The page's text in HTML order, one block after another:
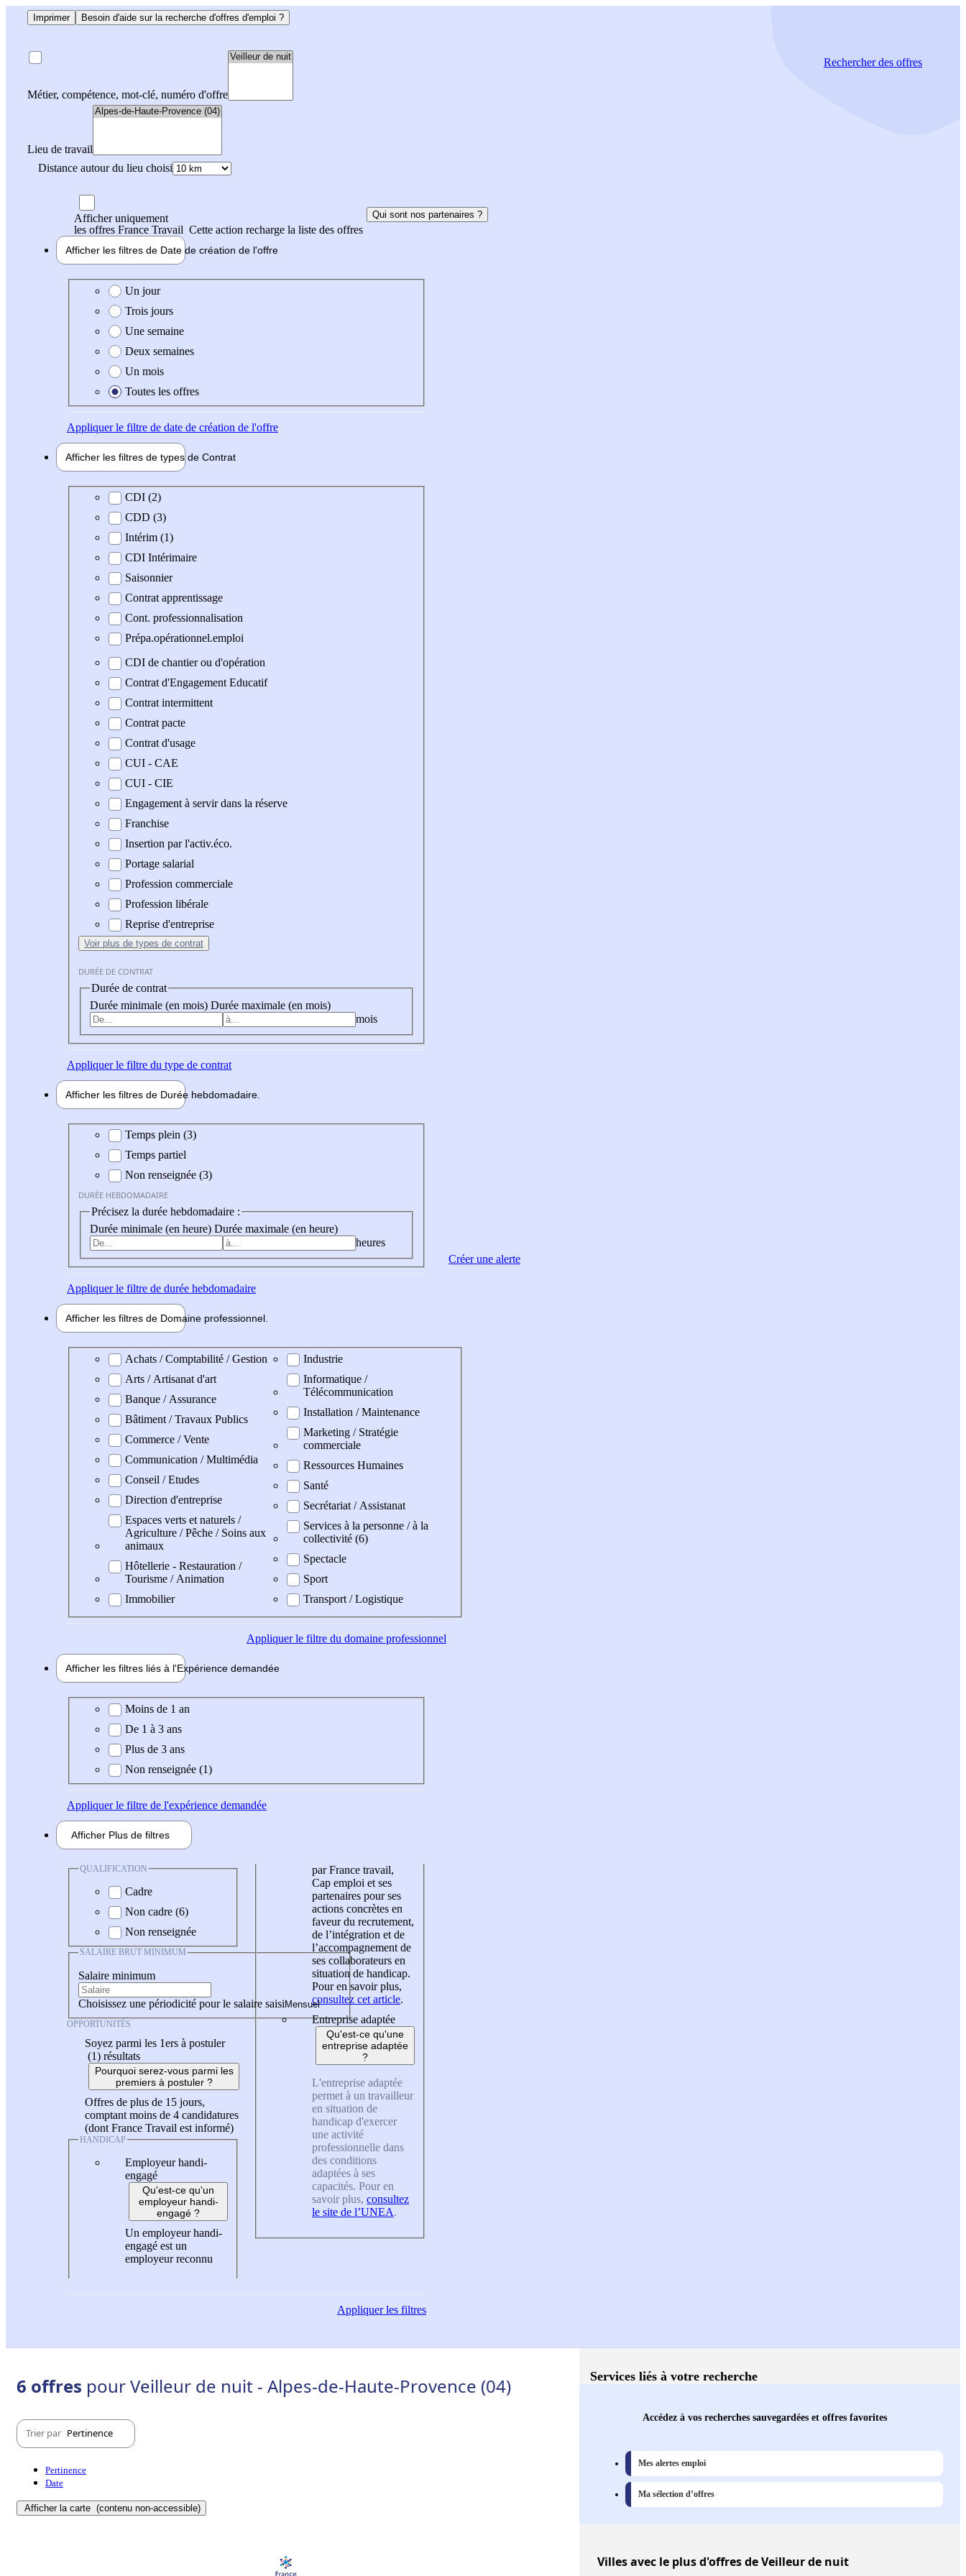
Imprimer Besoin d'aide sur la recherche d'offres d'emploi ?
Métier, compétence, mot-clé, numéro d'offre
Lieu de travail
Distance autour du lieu choisi
Rechercherdes offres
Afficher uniquement
les offres France Travail Cette action recharge la liste des offres
Qui sont nos partenaires ?
Afficher les filtres de Date de création de l'offre
Date de création de l'offre
Un jour
Trois jours
Une semaine
Deux semaines
Un mois
Toutes les offres
Appliquerle filtre de date de création de l'offre
Afficher les filtres de types de Contrat
Type de contrat
CDI (2)
CDD (3)
Intérim (1)
CDI Intérimaire
Saisonnier
Contrat apprentissage
Cont. professionnalisation
Prépa.opérationnel.emploi
CDI de chantier ou d'opération
Contrat d'Engagement Educatif
Contrat intermittent
Contrat pacte
Contrat d'usage
CUI - CAE
CUI - CIE
Engagement à servir dans la réserve
Franchise
Insertion par l'activ.éco.
Portage salarial
Profession commerciale
Profession libérale
Reprise d'entreprise
Voir plus de types de contrat
DURÉE DE CONTRAT
Durée de contrat
Durée minimale (en mois) Durée maximale (en mois)
mois
Appliquerle filtre du type de contrat
Afficher les filtres de Durée hebdomadaire
Durée hebdomadaire
Temps plein (3)
Temps partiel
Non renseignée (3)
DURÉE HEBDOMADAIRE
Précisez la durée hebdomadaire :
Durée minimale (en heure) Durée maximale (en heure)
heures
Appliquerle filtre de durée hebdomadaire
Afficher les filtres de Domaine professionnel
Domaine professionel
Achats / Comptabilité / Gestion
Arts / Artisanat d'art
Banque / Assurance
Bâtiment / Travaux Publics
Commerce / Vente
Communication / Multimédia
Conseil / Etudes
Direction d'entreprise
Espaces verts et naturels /
Agriculture / Pêche / Soins aux
animaux
Hôtellerie - Restauration /
Tourisme / Animation
Immobilier
Industrie
Informatique /
Télécommunication
Installation / Maintenance
Marketing / Stratégie
commerciale
Ressources Humaines
Santé
Secrétariat / Assistanat
Services à la personne / à la
collectivité (6)
Spectacle
Sport
Transport / Logistique
Appliquerle filtre du domaine professionnel
Afficher les filtres liés à l'Expérience demandée
Expérience demandée
Moins de 1 an
De 1 à 3 ans
Plus de 3 ans
Non renseignée (1)
Appliquerle filtre de l'expérience demandée
Afficher Plus de filtres
QUALIFICATION
Cadre
Non cadre (6)
Non renseignée
SALAIRE BRUT MINIMUM
Salaire minimum
Choisissez une périodicité pour le salaire saisi
OPPORTUNITÉS
Soyez parmi les 1ers à postuler
(1) résultats
Pourquoi serez-vous parmi les
premiers à postuler ?
Offres de plus de 15 jours,
comptant moins de 4 candidatures
(dont France Travail est informé)
HANDICAP
Employeur handi-
engagé
Qu'est-ce qu'un
employeur handi-
engagé ?
Un employeur handi-
engagé est un
employeur reconnu
par France travail,
Cap emploi et ses
partenaires pour ses
actions concrètes en
faveur du recrutement,
de l’intégration et de
l’accompagnement de
ses collaborateurs en
situation de handicap.
Pour en savoir plus,
consultez cet article.
Entreprise adaptée
Qu'est-ce qu'une
entreprise adaptée
?
L'entreprise adaptée
permet à un travailleur
en situation de
handicap d'exercer
une activité
professionnelle dans
des conditions
adaptées à ses
capacités. Pour en
savoir plus, consultez
le site de l’UNEA.
Appliquerles filtres
Créer une alerte
6 offres pour Veilleur de nuit - Alpes-de-Haute-Provence (04)
Trier par Pertinence
Pertinence
Date
Afficher la carte (contenu non-accessible)
Services liés à votre recherche
Accédez à vos recherches sauvegardées et offres favorites
Mes alertes emploi
Ma sélection d’offres
Villesavec le plus d'offres de Veilleur de nuit